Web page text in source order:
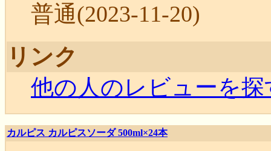
普‌‌‌‌‌‌‌‌‌‌‌‌‌‌‌‌‌‌‌‌‌‌‌‌‌‌‌‌‌‌‌‌‌‌‌‌‌‌‌‌‌‌‌‌‌‌‌‌‌‌‌‌‌‌‌‌‌‌‌‌‌‌‌‌‌‌‌‌‌‌通‌‌‌‌‌‌‌‌‌‌‌‌‌‌‌‌‌‌‌‌‌‌‌‌‌‌‌‌(2023-11-20)
リンク
他の人のレビューを探
カルピス カルピスソーダ 500ml×24本